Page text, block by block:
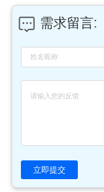
需求留言:
立即提交